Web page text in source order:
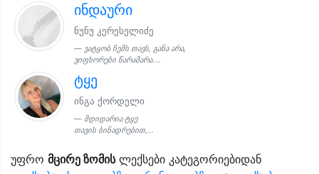
ინდაური
ნუნუ კერესელიძე
ვატყობ ჩემს თავს, განა არა,
ვიფხორები წარამარა....
ტყე
ინგა ქორდელი
მდიდარია ტყე
თავის ბინადრებით,...
უფრო მცირე ზომისლექსები კატეგორიებიდან